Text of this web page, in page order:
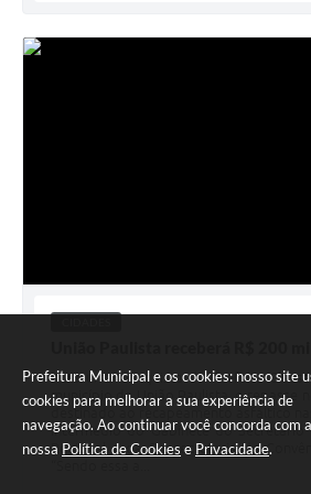
Prefeitura Municipal e os cookies: nosso site
cookies para melhorar a sua experiência de
navegação. Ao continuar você concorda com a
nossa Política de Cookies e Privacidade.
Mais uma conquista da Prefeita
município de União Paulista, o repasse
destinado ao recapeamento asfáltico
intermédio do Gabinete do Secretário
Regional e da Subsecretaria de